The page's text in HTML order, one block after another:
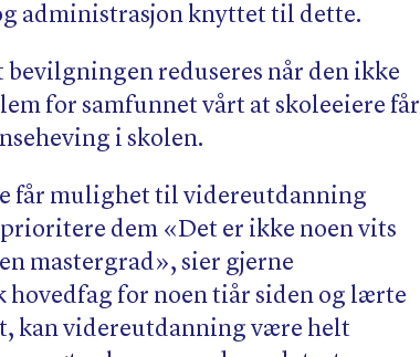
administrasjon knyttet til dette.
bevilgningen reduseres når den ikke
for samfunnet vårt at skoleeiere får
i skolen.
får mulighet til videreutdanning
dem «Det er ikke noen vits
mastergrad», sier gjerne
hovedfag for noen tiår siden og lærte
kan videreutdanning være helt